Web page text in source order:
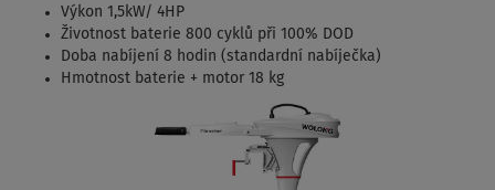
Výkon 1,5kW/ 4HP
Životnost baterie 800 cyklů při 100% DOD
Doba nabíjení 8 hodin (standardní nabíječka)
Hmotnost baterie + motor 18 kg